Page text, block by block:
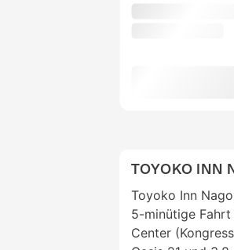
TOYOKO INN
Toyoko Inn
5-minütige
Center